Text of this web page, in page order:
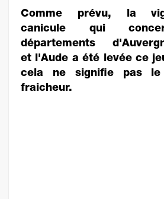
Comme prévu, la
canicule qui
départements
et l'Aude a été levée ce
cela ne signifie pas
fraicheur.